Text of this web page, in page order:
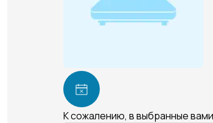
К сожалению, в выбранные